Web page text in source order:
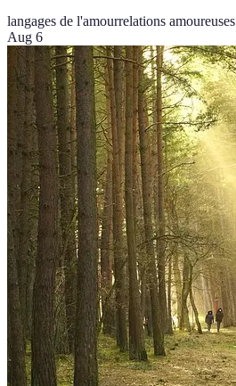
langages de l'amourrelations amoureuses
Aug 6